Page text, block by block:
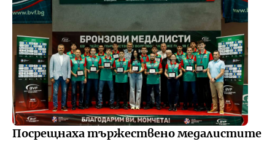
Посрещнаха тържествено медалистите